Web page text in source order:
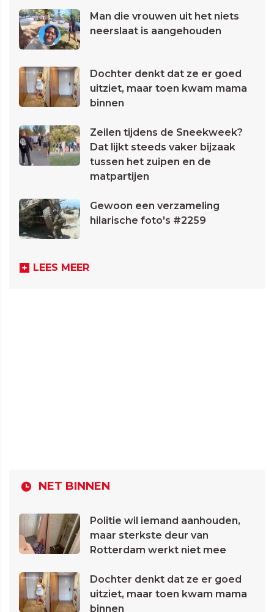
Man die vrouwen uit het niets
neerslaat is aangehouden
Dochter denkt dat ze er goed
uitziet, maar toen kwam mama
binnen
Zeilen tijdens de Sneekweek?
Dat lijkt steeds vaker bijzaak
tussen het zuipen en de
matpartijen
Gewoon een verzameling
hilarische foto's #2259
LEES MEER
NET BINNEN
Politie wil iemand aanhouden,
maar sterkste deur van
Rotterdam werkt niet mee
Dochter denkt dat ze er goed
uitziet, maar toen kwam mama
binnen